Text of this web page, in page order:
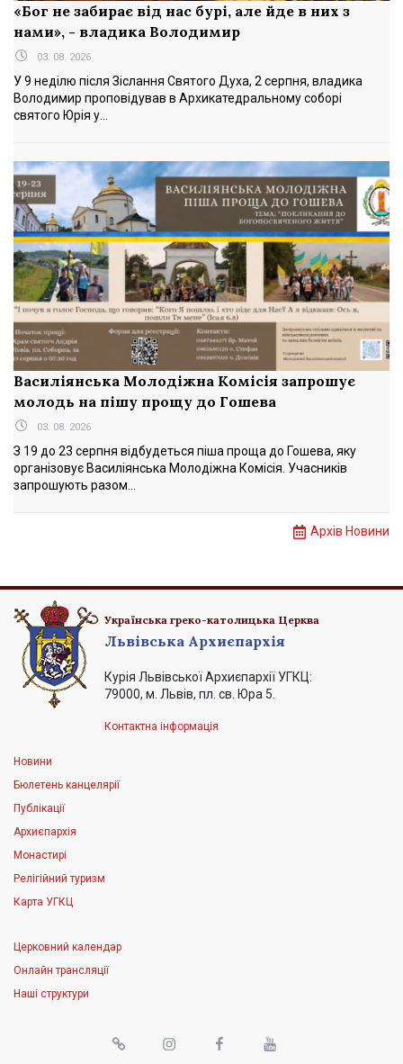
«Бог не забирає від нас бурі, але йде в них з
нами», - владика Володимир
03. 08. 2026
У 9 неділю після Зіслання Святого Духа, 2 серпня, владика
Володимир проповідував в Архикатедральному соборі
святого Юрія у...
Василіянська Молодіжна Комісія запрошує
молодь на пішу прощу до Гошева
03. 08. 2026
З 19 до 23 серпня відбудеться піша проща до Гошева, яку
організовує Василіянська Молодіжна Комісія. Учасників
запрошують разом...
Архів Новини
Українська греко-католицька Церква
Львівська Архиєпархія
Курія Львівської Архиєпархії УГКЦ:
79000, м. Львів, пл. св. Юра 5.
Контактна інформація
Новини
Бюлетень канцелярії
Публікації
Архиєпархія
Монастирі
Релігійний туризм
Карта УГКЦ
Церковний календар
Онлайн трансляції
Наші структури